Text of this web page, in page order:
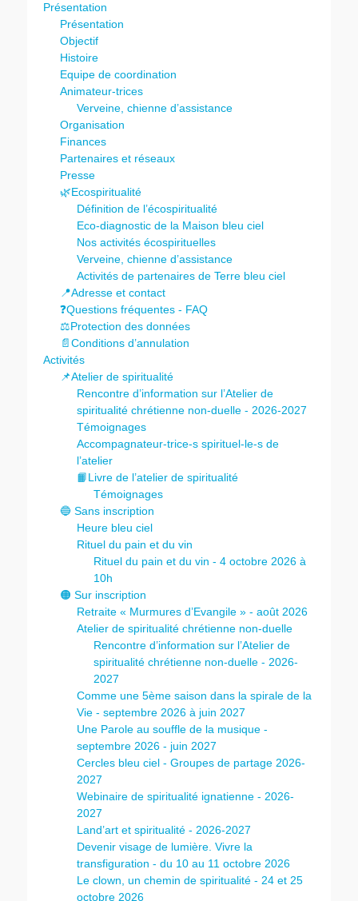
Présentation
Présentation
Objectif
Histoire
Equipe de coordination
Animateur-trices
Verveine, chienne d’assistance
Organisation
Finances
Partenaires et réseaux
Presse
🌿Ecospiritualité
Définition de l’écospiritualité
Eco-diagnostic de la Maison bleu ciel
Nos activités écospirituelles
Verveine, chienne d’assistance
Activités de partenaires de Terre bleu ciel
📍Adresse et contact
❓Questions fréquentes - FAQ
⚖️Protection des données
📄Conditions d’annulation
Activités
📌Atelier de spiritualité
Rencontre d’information sur l’Atelier de
spiritualité chrétienne non-duelle - 2026-2027
Témoignages
Accompagnateur-trice-s spirituel-le-s de
l’atelier
📙Livre de l’atelier de spiritualité
Témoignages
🔵 Sans inscription
Heure bleu ciel
Rituel du pain et du vin
Rituel du pain et du vin - 4 octobre 2026 à
10h
🟠 Sur inscription
Retraite « Murmures d’Evangile » - août 2026
Atelier de spiritualité chrétienne non-duelle
Rencontre d’information sur l’Atelier de
spiritualité chrétienne non-duelle - 2026-
2027
Comme une 5ème saison dans la spirale de la
Vie - septembre 2026 à juin 2027
Une Parole au souffle de la musique -
septembre 2026 - juin 2027
Cercles bleu ciel - Groupes de partage 2026-
2027
Webinaire de spiritualité ignatienne - 2026-
2027
Land’art et spiritualité - 2026-2027
Devenir visage de lumière. Vivre la
transfiguration - du 10 au 11 octobre 2026
Le clown, un chemin de spiritualité - 24 et 25
octobre 2026